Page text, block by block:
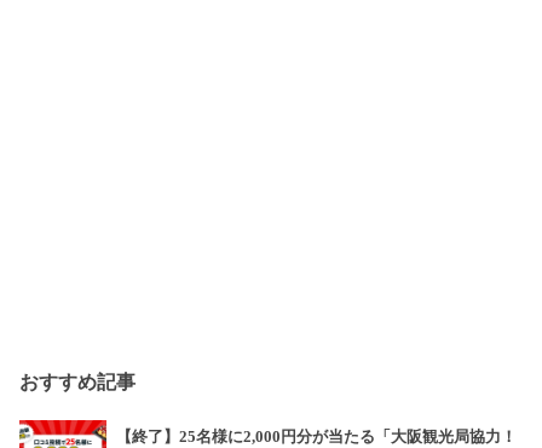
おすすめ記事
【終了】25名様に2,000円分が当たる「大阪観光局協力！